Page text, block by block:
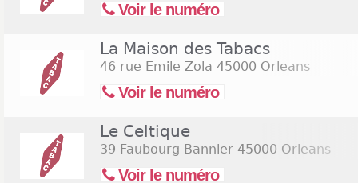
Voir le numéro
La Maison des Tabacs
46 rue Emile Zola 45000 Orleans
Voir le numéro
Le Celtique
39 Faubourg Bannier 45000 Orleans
Voir le numéro